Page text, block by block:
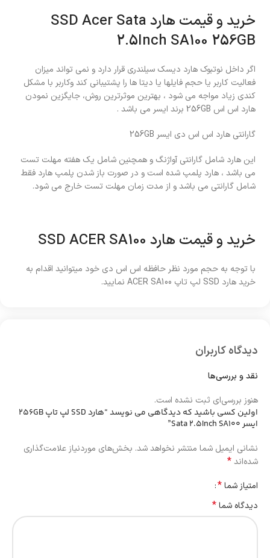
خرید و قیمت هارد SSD Acer Sata
2.5Inch SA100 256GB
اگر داخل نوتبوک هارد دیسک سیلندری قرار دارد و نمی تواند میزان
فعالیت کاربر یا حجم فایلها یا دیتا ها را پشتیبانی کند وکاربر با مشکل
کندی زیاد مواجه می شود ، بهترین موثرترین روش، جایگزین نمودن
هارد اس اس 256GB برند ایسر می باشد .
گارانتی هارد اس اس دی ایسر 256GB
این هارد شامل گارانتی آواژنگ و همچنین شامل یک هفته مهلت تست
می باشد ، هارد پلمپ شده است و در صورت باز شدن پلمپ هارد فقط
شامل گارانتی می باشد و از مدت زمان مهلت تست خارج می شود.
خرید و قیمت هارد SSD ACER SA100
با توجه به حجم مورد نظر حافظه اس اس دی خود میتوانید اقدام به
خرید هارد SSD لپ تاپ ACER SA100 نمایید.
دیدگاه کاربران
نقد و بررسی‌ها
هنوز بررسی‌ای ثبت نشده است.
اولین کسی باشید که دیدگاهی می نویسد “هارد SSD لپ تاپ 256GB
ایسر Sata 2.5Inch SA100”
نشانی ایمیل شما منتشر نخواهد شد. بخش‌های موردنیاز علامت‌گذاری
شده‌اند*
امتیاز شما*
دیدگاه شما*